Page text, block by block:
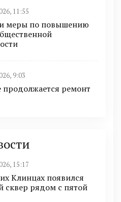
11:55
меры по повышению
9:03
продолжается ремонт
15:17
Клинцах появился
сквер рядом с пятой